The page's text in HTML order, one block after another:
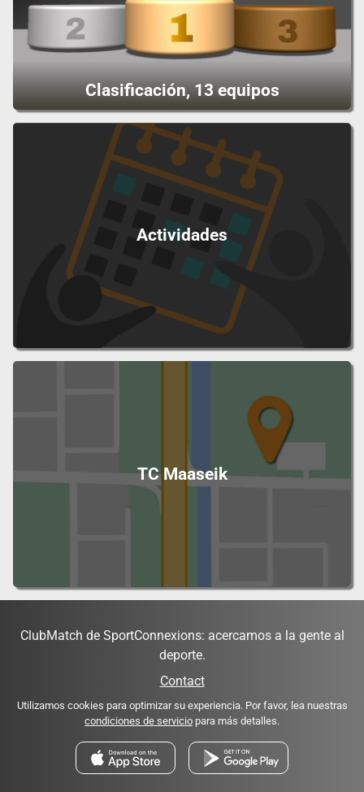
Clasificación, 13 equipos
Actividades
TC Maaseik
ClubMatch de SportConnexions: acercamos a la gente al
deporte.
Contact
Utilizamos cookies para optimizar su experiencia. Por favor, lea nuestras
condiciones de servicio para más detalles.